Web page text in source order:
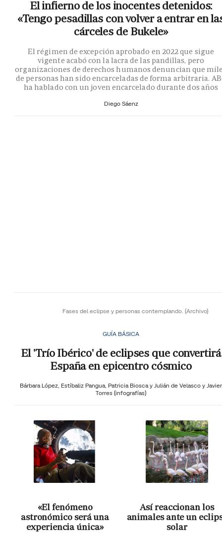
El infierno de los inocentes detenidos:
«Tengo pesadillas con volver a entrar en
cárceles de Bukele»
El régimen de excepción aprobado en 2022 que sigue
vigente acabó con la lacra de las pandillas, pero
organizaciones de derechos humanos denuncian que
de personas han sido encarceladas de forma arbitraria.
ha hablado con un joven encarcelado durante dos años
Diego Sáenz
Fases del eclipse y personas contemplando. (Archivo)
GUÍA BÁSICA
El 'Trío Ibérico' de eclipses que convertirá
España en epicentro cósmico
Bárbara López, Estíbaliz Pangua, Patricia Biosca y Julián de Velasco y Javier
Torres (infografías)
«El fenómeno
astronómico será una
experiencia única»
Así reaccionan los
animales ante un
solar